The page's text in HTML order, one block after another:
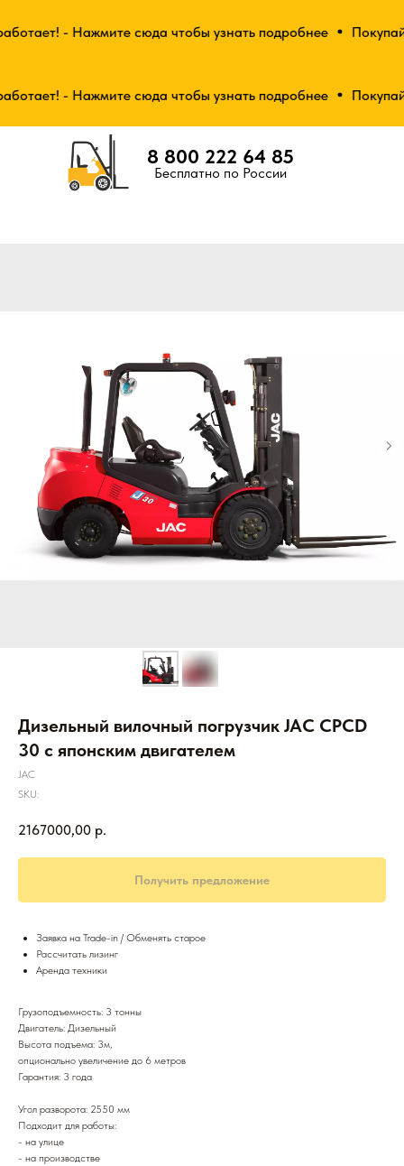
- Нажмите сюда чтобы узнать подробнее Покупай
- Нажмите сюда чтобы узнать подробнее Покупай
8 800 222 64 85
Бесплатно по России
Дизельный вилочный погрузчик JAC CPCD
30 с японским двигателем
JAC
SKU:
2167000,00 р.
Получить предложение
Заявка на Trade-in / Обменять старое
Рассчитать лизинг
Аренда техники
Грузоподъемность: 3 тонны
Двигатель: Дизельный
Высота подъема: 3м,
опционально увеличение до 6 метров
Гарантия: 3 года
Угол разворота: 2550 мм
Подходит для работы:
- на улице
- на производстве